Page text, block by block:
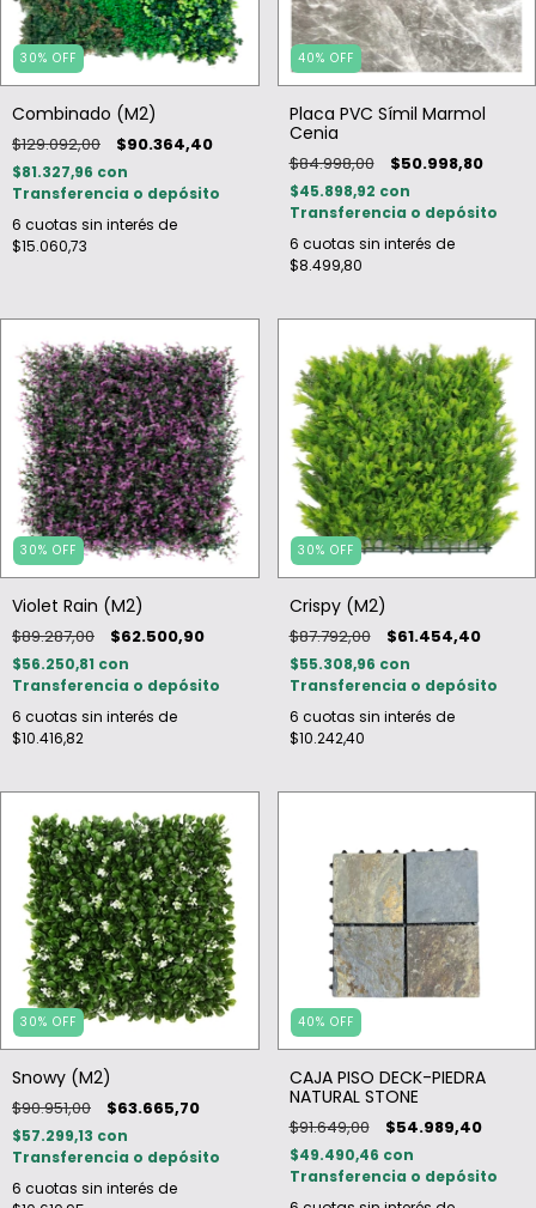
30% OFF
Combinado (M2)
$129.092,00 $90.364,40
$81.327,96 con
Transferencia o depósito
6 cuotas sin interés de
$15.060,73
40% OFF
Placa PVC Símil Marmol
Cenia
$84.998,00 $50.998,80
$45.898,92 con
Transferencia o depósito
6 cuotas sin interés de
$8.499,80
30% OFF
Violet Rain (M2)
$89.287,00 $62.500,90
$56.250,81 con
Transferencia o depósito
6 cuotas sin interés de
$10.416,82
30% OFF
Crispy (M2)
$87.792,00 $61.454,40
$55.308,96 con
Transferencia o depósito
6 cuotas sin interés de
$10.242,40
30% OFF
Snowy (M2)
$90.951,00 $63.665,70
$57.299,13 con
Transferencia o depósito
6 cuotas sin interés de
40% OFF
CAJA PISO DECK-PIEDRA
NATURAL STONE
$91.649,00 $54.989,40
$49.490,46 con
Transferencia o depósito